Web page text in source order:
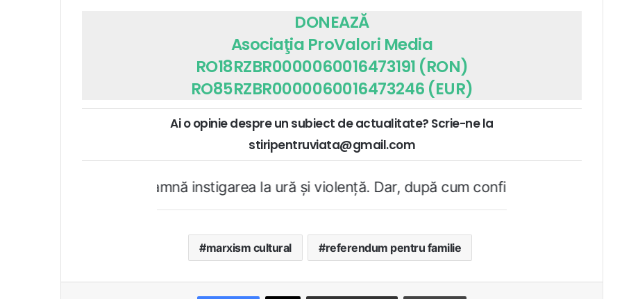
DONEAZĂ
Asociaţia ProValori Media
RO18RZBR0000060016473191 (RON)
RO85RZBR0000060016473246 (EUR)
Ai o opinie despre un subiect de actualitate? Scrie-ne la
stiripentruviata@gmail.com
condamnă instigarea la ură şi violenţă. Dar, după cum confirmă şi CEDO în cazul
marxism cultural referendum pentru familie